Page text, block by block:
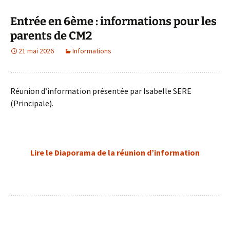
Entrée en 6ème : informations pour les
parents de CM2
21 mai 2026 Informations
Réunion d’information présentée par Isabelle SERE
(Principale).
Lire le Diaporama de la réunion d’information